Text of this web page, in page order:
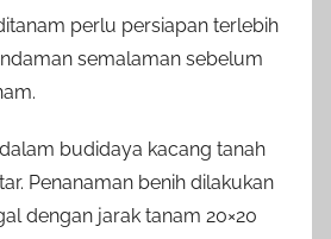
perlu persiapan terlebih
semalaman sebelum
budidaya kacang tanah
Penanaman benih dilakukan
dengan jarak tanam 20×20